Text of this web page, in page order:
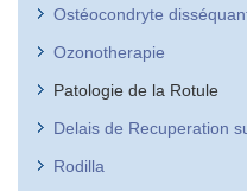
Ostéocondryte
Ozonotherapie
Patologie de la Rotule
Delais de Recuperation
Rodilla